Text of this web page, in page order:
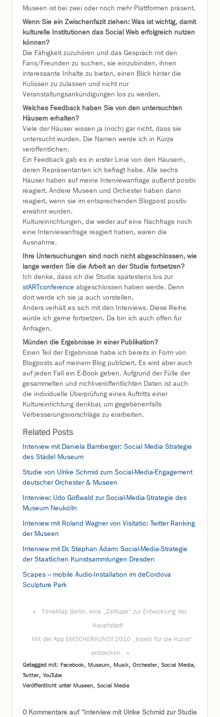
Museen ist bei zwei oder noch mehr Plattformen präsent.
Wenn Sie ein Zwischenfazit ziehen: Was ist wichtig, damit
kulturelle Institutionen das Social Web erfolgreich nutzen
können?
Die Fähigkeit zuzuhören und das Gespräch mit den
Fans/Freunden zu suchen, sie einzubinden, ihnen
interessante Inhalte zu bieten, einen Blick hinter die
Kulissen zu zulassen und nicht nur
Veranstaltungsankündigungen los zu werden.
Welches Feedback haben Sie von den untersuchten
Häusern erhalten?
Viele der Häuser wissen ja (noch) gar nicht, dass sie
untersucht wurden. Die Namen werde ich in Kürze
veröffentlichen.
Ein Feedback gab es in erster Linie von den Häusern,
deren Repräsentanten ich befragt habe. Alle sechs
Häuser haben auf meine Interviewanfrage äußerst positiv
reagiert. Andere Museen und Orchester haben dann
reagiert, wenn sie im entsprechenden Blogpost positiv
erwähnt wurden.
Kultureinrichtungen, die weder auf eine Nachfrage noch
eine Interviewanfrage reagiert haben, waren die
Ausnahme.
Ihre Untersuchungen sind noch nicht abgeschlossen, wie
lange werden Sie die Arbeit an der Studie fortsetzen?
Ich denke, dass ich die Studie spätestens bis zur
stARTconference abgeschlossen haben werde. Denn
dort werde ich sie ja auch vorstellen.
Anders verhält es sich mit den Interviews. Diese Reihe
würde ich gerne fortsetzen. Da bin ich auch offen für
Anfragen.
Münden die Ergebnisse in einer Publikation?
Einen Teil der Ergebnisse habe ich bereits in Form von
Blogposts auf meinem Blog publiziert. Es wird aber auch
auf jeden Fall ein E-Book geben. Aufgrund der Fülle der
gesammelten und nicht-veröffentlichten Daten ist auch
die individuelle Überprüfung eines Auftritts einer
Kultureinrichtung denkbar, um gegebenenfalls
Verbesserungsvorschläge zu erarbeiten.
Related Posts
Interview mit Daniela Bamberger: Social Media Strategie
des Städel Museum
Studie von Ulrike Schmid zum Social-Media-Engagement
deutscher Orchester & Museen
Interview: Udo Gößwald zur Social-Media-Strategie des
Museum Neukölln
Interview mit Roland Wagner von Visitatio: Twitter Ranking
der Museen
Interview mit Dr. Stephan Adam: Social-Media-Strategie
der Staatlichen Kunstsammlungen Dresden
Scapes – mobile Audio-Installation im deCordova
Sculpture Park
‹
TimeMap Berlin, eine „Zeitlupe“ zur Entwicklung der
Hauptstadt
Mit der App EMSCHERKUNST.2010 „Inseln für die Kunst“
entdecken
›
Getagged mit: Facebook, Museum, Musik, Orchester, Social Media,
Twitter, YouTube
Veröffentlicht unter Museen, Social Media
0 Kommentare auf “Interview mit Ulrike Schmid zur Studie